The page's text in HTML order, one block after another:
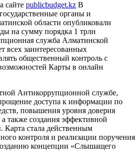
сайте publicbudget.kz В
органы и
области опубликовали
на сумму порядка 1 трлн
служба Алматинской
всех заинтересованных
общественный контроль с
Карты в онлайн
Антикоррупционной службе,
доступа к информации по
повышения уровня доверия
также создания эффективной
Карта стала действенным
контроля и реализации поручения
концепции «Слышащего